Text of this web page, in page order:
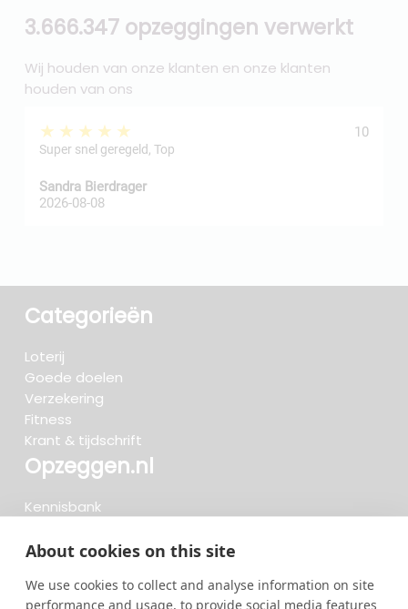
About cookies on this site
We use cookies to collect and analyse information on site
performance and usage, to provide social media features
3.666.347 opzeggingen verwerkt
Wij houden van onze klanten en onze klanten
houden van ons
★★★★★ 10
Super snel geregeld, Top
Sandra Bierdrager
2026-08-08
Categorieën
Loterij
Goede doelen
Verzekering
Fitness
Krant & tijdschrift
Opzeggen.nl
Kennisbank
Beoordelingen
Meteen opzeggen